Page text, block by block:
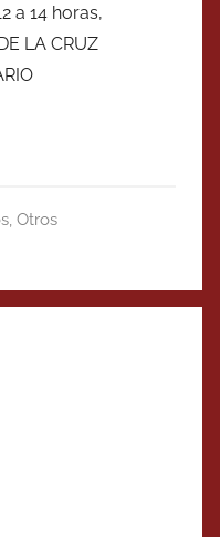
a 14 horas,
LA CRUZ
, Otros